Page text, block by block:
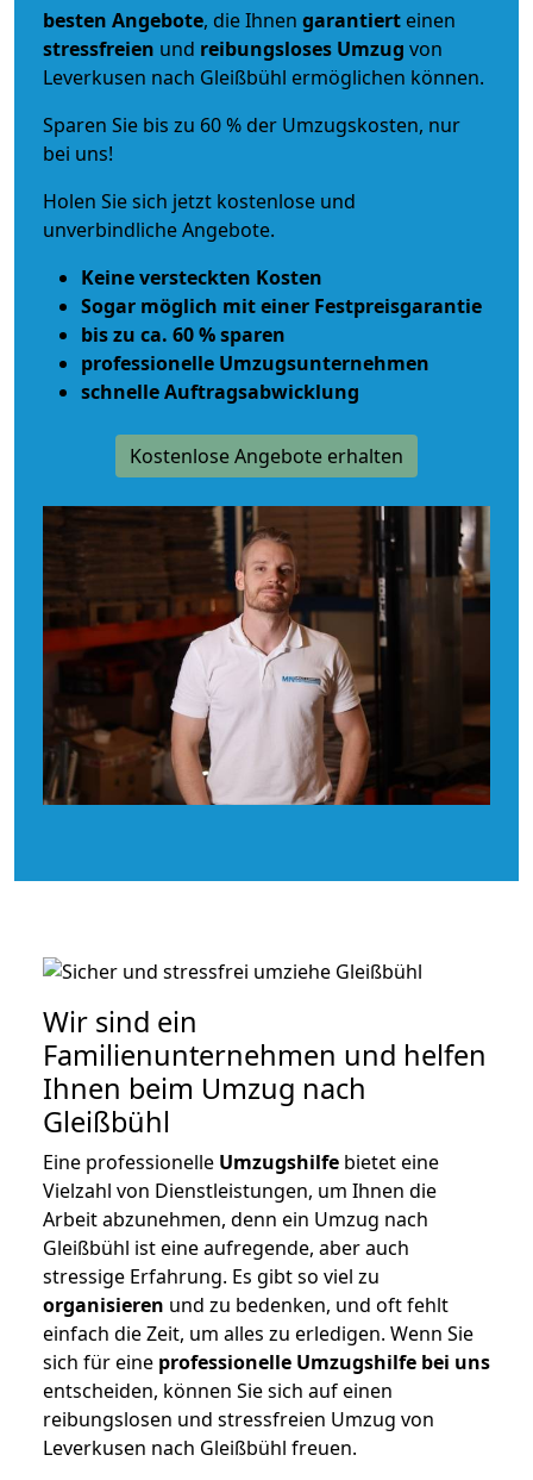
besten Angebote, die Ihnen garantiert einen
stressfreien und reibungsloses Umzug von
Leverkusen nach Gleißbühl ermöglichen können.
Sparen Sie bis zu 60 % der Umzugskosten, nur
bei uns!
Holen Sie sich jetzt kostenlose und
unverbindliche Angebote.
Keine versteckten Kosten
Sogar möglich mit einer Festpreisgarantie
bis zu ca. 60 % sparen
professionelle Umzugsunternehmen
schnelle Auftragsabwicklung
Kostenlose Angebote erhalten
Wir sind ein
Familienunternehmen und helfen
Ihnen beim Umzug nach
Gleißbühl
Eine professionelle Umzugshilfe bietet eine
Vielzahl von Dienstleistungen, um Ihnen die
Arbeit abzunehmen, denn ein Umzug nach
Gleißbühl ist eine aufregende, aber auch
stressige Erfahrung. Es gibt so viel zu
organisieren und zu bedenken, und oft fehlt
einfach die Zeit, um alles zu erledigen. Wenn Sie
sich für eine professionelle Umzugshilfe bei uns
entscheiden, können Sie sich auf einen
reibungslosen und stressfreien Umzug von
Leverkusen nach Gleißbühl freuen.